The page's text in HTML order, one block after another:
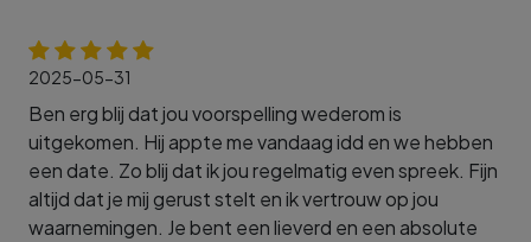
2025-05-31
Ben erg blij dat jou voorspelling wederom is
uitgekomen. Hij appte me vandaag idd en we hebben
een date. Zo blij dat ik jou regelmatig even spreek. Fijn
altijd dat je mij gerust stelt en ik vertrouw op jou
waarnemingen. Je bent een lieverd en een absolute